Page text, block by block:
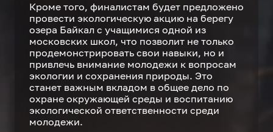
Кроме того, финалистам будет предложено
провести экологическую акцию на берегу
озера Байкал с учащимися одной из
московских школ, что позволит не только
продемонстрировать свои навыки, но и
привлечь внимание молодежи к вопросам
экологии и сохранения природы. Это
станет важным вкладом в общее дело по
охране окружающей среды и воспитанию
экологической ответственности среди
молодежи.